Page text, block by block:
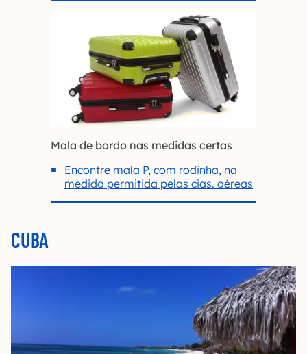
Mala de bordo nas medidas certas
Encontre mala P, com rodinha, na
medida permitida pelas cias. aéreas
CUBA